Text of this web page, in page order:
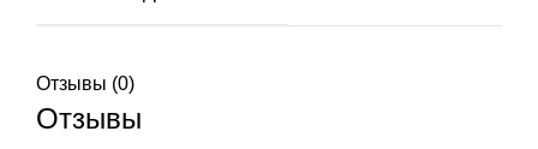
Отзывы (0)
Отзывы